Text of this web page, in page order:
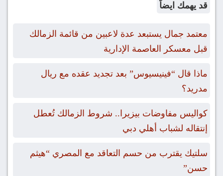
قد يهمك ايضاً
معتمد جمال يستبعد عدة لاعبين من قائمة الزمالك
قبل معسكر العاصمة الإدارية
ماذا قال “فينيسيوس” بعد تجديد عقده مع ريال
مدريد؟
كواليس مفاوضات بيزيرا.. شروط الزمالك تُعطل
إنتقاله لشباب أهلي دبي
سلتيك يقترب من حسم التعاقد مع المصري “هيثم
حسن”